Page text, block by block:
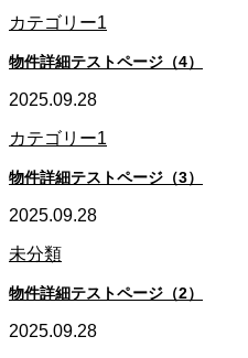
カテゴリー1
物件詳細テストページ（4）
2025.09.28
カテゴリー1
物件詳細テストページ（3）
2025.09.28
未分類
物件詳細テストページ（2）
2025.09.28